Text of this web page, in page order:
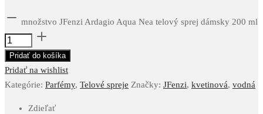
množstvo JFenzi Ardagio Aqua Nea telový sprej dámsky 200 ml
Pridať do košíka
Pridať na wishlist
Kategórie: Parfémy, Telové spreje Značky: JFenzi, kvetinová, vodná
Zdieľať